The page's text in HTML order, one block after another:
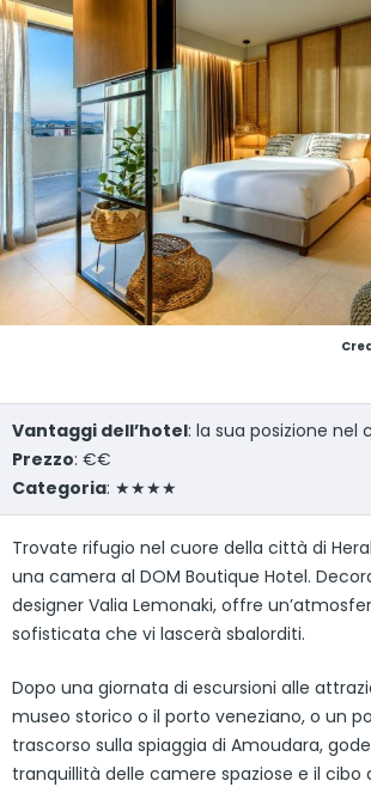
Vantaggi dell’hotel: la sua posizione nel
Prezzo: €€
Categoria: ★★★★
Trovate rifugio nel cuore della città di
una camera al DOM Boutique Hotel.
designer Valia Lemonaki, offre
sofisticata che vi lascerà sbalorditi.
Dopo una giornata di escursioni alle
museo storico o il porto veneziano, o un
trascorso sulla spiaggia di Amoudara,
tranquillità delle camere spaziose e il cibo